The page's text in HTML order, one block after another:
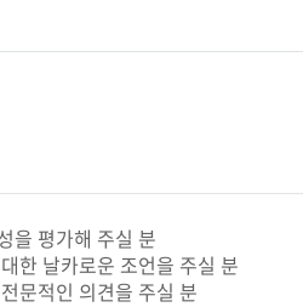
을 평가해 주실 분
한 날카로운 조언을 주실 분
문적인 의견을 주실 분